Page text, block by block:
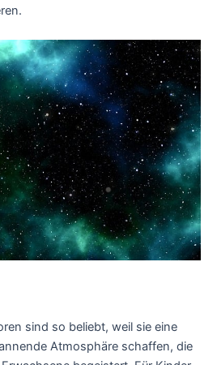
sind so beliebt, weil sie eine
Atmosphäre schaffen, die